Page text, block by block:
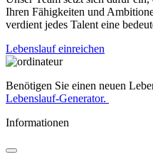
Ihren Fähigkeiten und
verdient jedes Talent eine
Lebenslauf einreichen
Benötigen Sie einen neuen
Lebenslauf-Generator.
Informationen